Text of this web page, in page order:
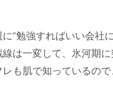
に“勉強すればいい会
線は一変して、氷河期
も肌で知っているの